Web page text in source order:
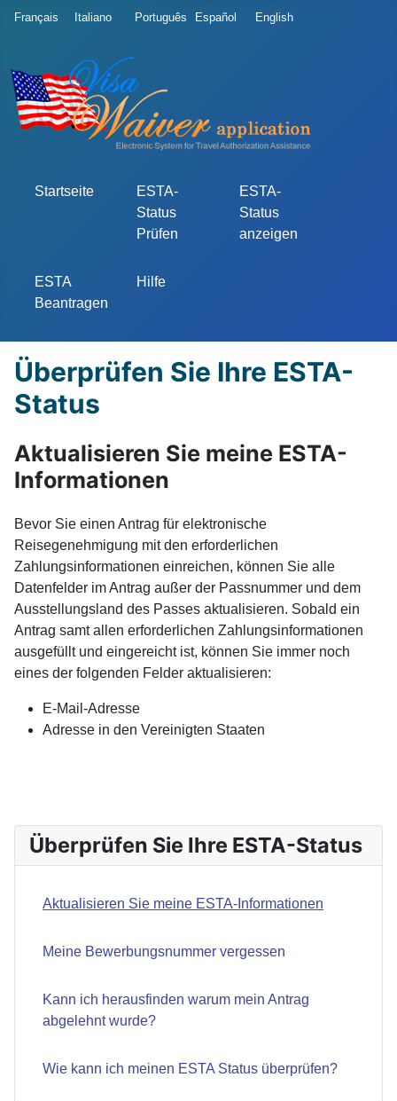
Sprache auswählen
Français Italiano Português Español English
Startseite
ESTA-
Status
Prüfen
ESTA-
Status
anzeigen
ESTA
Beantragen
Hilfe
Überprüfen Sie Ihre ESTA-
Status
Aktualisieren Sie meine ESTA-
Informationen
Bevor Sie einen Antrag für elektronische
Reisegenehmigung mit den erforderlichen
Zahlungsinformationen einreichen, können Sie alle
Datenfelder im Antrag außer der Passnummer und dem
Ausstellungsland des Passes aktualisieren. Sobald ein
Antrag samt allen erforderlichen Zahlungsinformationen
ausgefüllt und eingereicht ist, können Sie immer noch
eines der folgenden Felder aktualisieren:
E-Mail-Adresse
Adresse in den Vereinigten Staaten
Überprüfen Sie Ihre ESTA-Status
Aktualisieren Sie meine ESTA-Informationen
Meine Bewerbungsnummer vergessen
Kann ich herausfinden warum mein Antrag
abgelehnt wurde?
Wie kann ich meinen ESTA Status überprüfen?